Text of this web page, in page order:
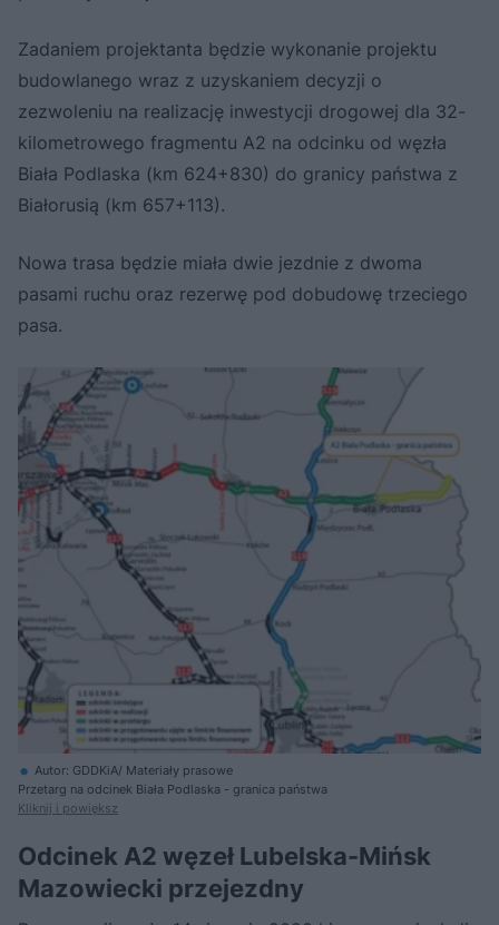
Zadaniem projektanta będzie wykonanie projektu
budowlanego wraz z uzyskaniem decyzji o
zezwoleniu na realizację inwestycji drogowej dla 32-
kilometrowego fragmentu A2 na odcinku od węzła
Biała Podlaska (km 624+830) do granicy państwa z
Białorusią (km 657+113).
Nowa trasa będzie miała dwie jezdnie z dwoma
pasami ruchu oraz rezerwę pod dobudowę trzeciego
pasa.
Autor: GDDKiA/ Materiały prasowe
Przetarg na odcinek Biała Podlaska - granica państwa
Kliknij i powiększ
Odcinek A2 węzeł Lubelska-Mińsk
Mazowiecki przejezdny